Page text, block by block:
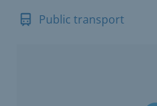
Public transport